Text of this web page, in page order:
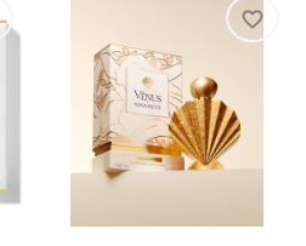
favorite_border